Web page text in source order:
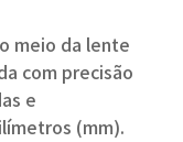
meio da lente
com precisão
e
(mm).